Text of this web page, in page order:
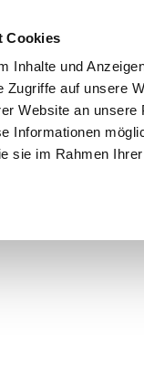
Cookies
Inhalte und
Zugriffe auf unsere
Website an
Informationen
sie im Rahmen